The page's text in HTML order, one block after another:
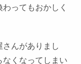
ってもおかしく
んがありまし
なくなってしまい